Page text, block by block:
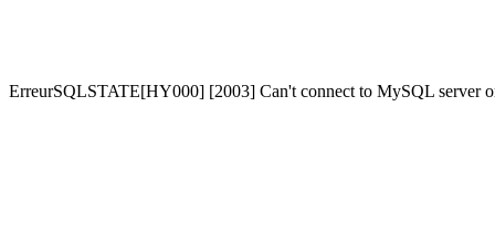
ErreurSQLSTATE[HY000] [2003] Can't connect to MySQL server